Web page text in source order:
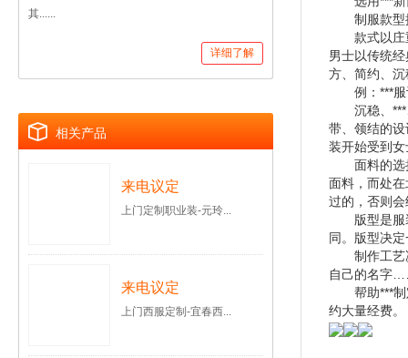
其......
详细了解
相关产品
来电议定
上门定制职业装-元玲...
来电议定
上门西服定制-宜春西...
制服款型
款式以庄重
男士以传统
方、简约、
例：***服
沉稳、***、
带、领结的
装开始受到
面料的选择
面料，而处
过的，否则
版型是服装
同。版型决
制作工艺决
自己的名字
帮助***制定
约大量经费。